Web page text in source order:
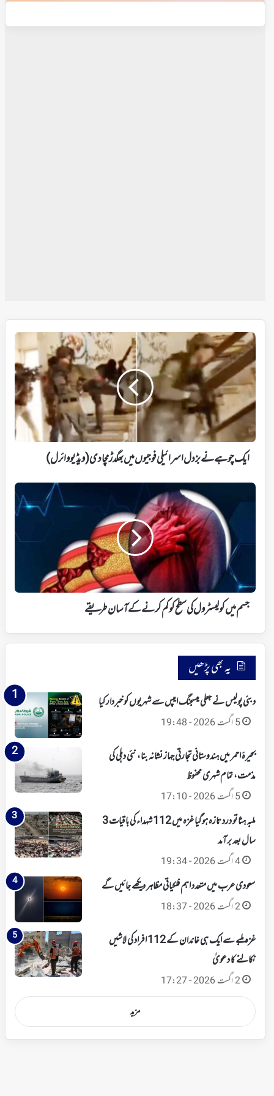
ایک
چوہے
نے
بزدل
اسرائیلی
فوجیوں
میں
بھگدڑ
مچادی(ویڈیو
وائرل)
ایک چوہے نے بزدل اسرائیلی فوجیوں میں بھگدڑ مچادی(ویڈیو وائرل)
جسم
کولیسٹرول
کرنے
کے
آسان
طریقے
جسم میں کولیسٹرول کی سطح کو کم کرنے کے آسان طریقے
یہ بھی پڑھیں
دبئی پولیس نے جعلی میسجنگ ایپس سے شہریوں کو خبردار کیا
5 اگست 2026 - 19:48
بحیرۂ احمر میں ہندوستانی تجارتی جہاز نشانہ بنا، نئی دہلی کی
مذمت، تمام شہری محفوظ
5 اگست 2026 - 17:10
ملبہ ہٹا تو درد تازہ ہوگیا غزہ میں 112 شہداء کی باقیات 3
سال بعد برآمد
4 اگست 2026 - 19:34
سعودی عرب میں متعدد اہم فلکیاتی مظاہر دیکھے جائیں گے
2 اگست 2026 - 18:37
غزہ ملبے سے ایک ہی خاندان کے 112 افراد کی لاشیں
نکالنے کا دعویٰ
2 اگست 2026 - 17:27
مزید